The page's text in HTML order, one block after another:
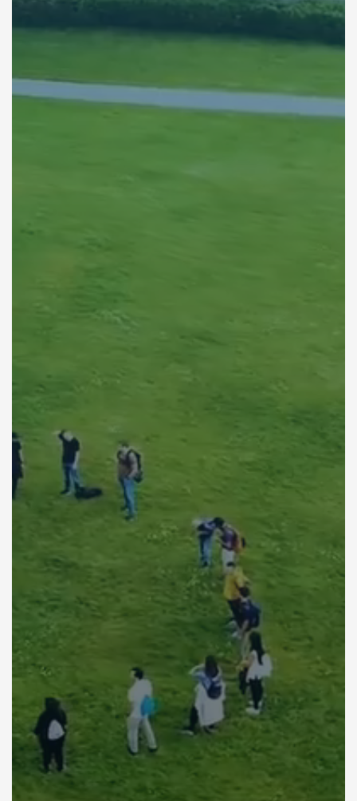
5
4
3
2
1
0
2
3
4
5
6
7
8
7
6
5
5
4
3
2
0
1
2
3